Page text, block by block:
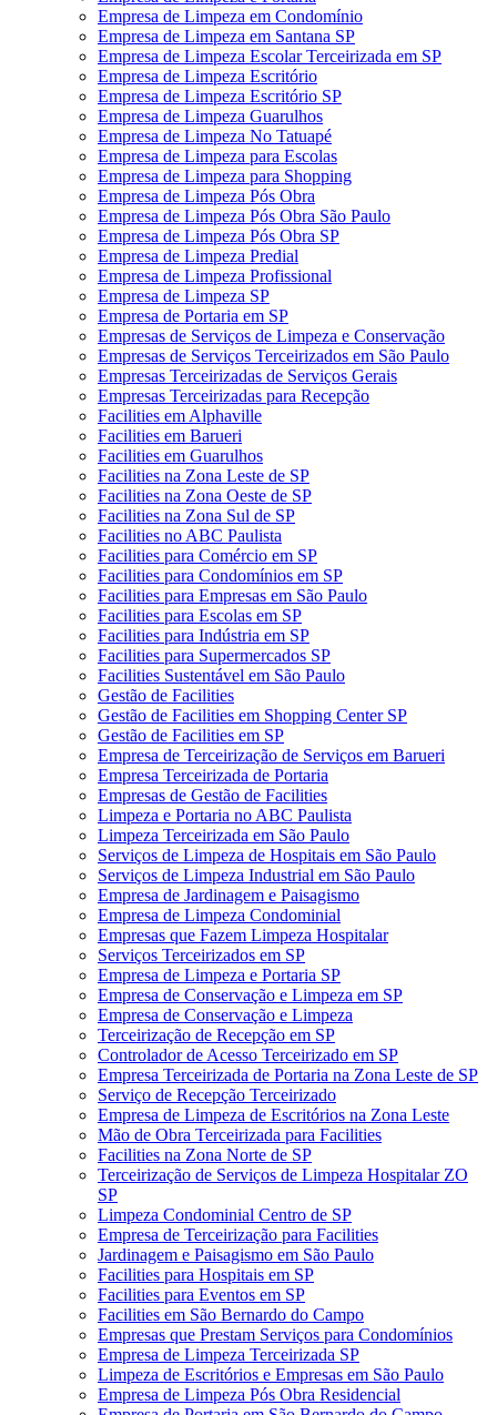
Empresa de Limpeza em Condomínio
Empresa de Limpeza em Santana SP
Empresa de Limpeza Escolar Terceirizada em SP
Empresa de Limpeza Escritório
Empresa de Limpeza Escritório SP
Empresa de Limpeza Guarulhos
Empresa de Limpeza No Tatuapé
Empresa de Limpeza para Escolas
Empresa de Limpeza para Shopping
Empresa de Limpeza Pós Obra
Empresa de Limpeza Pós Obra São Paulo
Empresa de Limpeza Pós Obra SP
Empresa de Limpeza Predial
Empresa de Limpeza Profissional
Empresa de Limpeza SP
Empresa de Portaria em SP
Empresas de Serviços de Limpeza e Conservação
Empresas de Serviços Terceirizados em São Paulo
Empresas Terceirizadas de Serviços Gerais
Empresas Terceirizadas para Recepção
Facilities em Alphaville
Facilities em Barueri
Facilities em Guarulhos
Facilities na Zona Leste de SP
Facilities na Zona Oeste de SP
Facilities na Zona Sul de SP
Facilities no ABC Paulista
Facilities para Comércio em SP
Facilities para Condomínios em SP
Facilities para Empresas em São Paulo
Facilities para Escolas em SP
Facilities para Indústria em SP
Facilities para Supermercados SP
Facilities Sustentável em São Paulo
Gestão de Facilities
Gestão de Facilities em Shopping Center SP
Gestão de Facilities em SP
Empresa de Terceirização de Serviços em Barueri
Empresa Terceirizada de Portaria
Empresas de Gestão de Facilities
Limpeza e Portaria no ABC Paulista
Limpeza Terceirizada em São Paulo
Serviços de Limpeza de Hospitais em São Paulo
Serviços de Limpeza Industrial em São Paulo
Empresa de Jardinagem e Paisagismo
Empresa de Limpeza Condominial
Empresas que Fazem Limpeza Hospitalar
Serviços Terceirizados em SP
Empresa de Limpeza e Portaria SP
Empresa de Conservação e Limpeza em SP
Empresa de Conservação e Limpeza
Terceirização de Recepção em SP
Controlador de Acesso Terceirizado em SP
Empresa Terceirizada de Portaria na Zona Leste de SP
Serviço de Recepção Terceirizado
Empresa de Limpeza de Escritórios na Zona Leste
Mão de Obra Terceirizada para Facilities
Facilities na Zona Norte de SP
Terceirização de Serviços de Limpeza Hospitalar ZO
SP
Limpeza Condominial Centro de SP
Empresa de Terceirização para Facilities
Jardinagem e Paisagismo em São Paulo
Facilities para Hospitais em SP
Facilities para Eventos em SP
Facilities em São Bernardo do Campo
Empresas que Prestam Serviços para Condomínios
Empresa de Limpeza Terceirizada SP
Limpeza de Escritórios e Empresas em São Paulo
Empresa de Limpeza Pós Obra Residencial